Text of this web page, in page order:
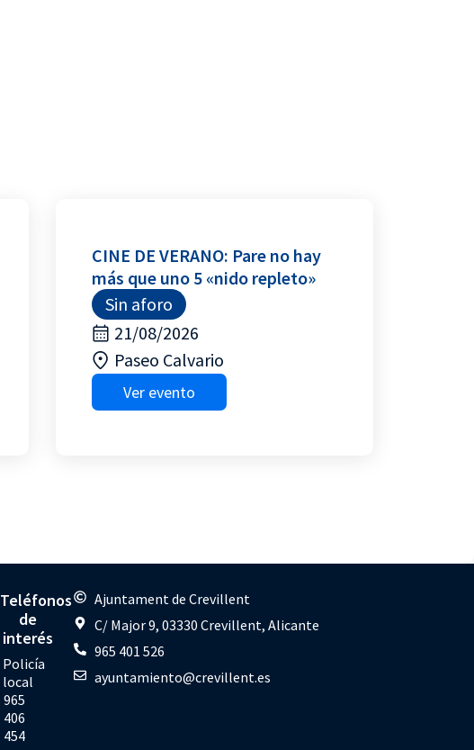
CINE DE VERANO: Pare no hay
más que uno 5 «nido repleto»
Sin aforo
21/08/2026
Paseo Calvario
Ver evento
Teléfonos
de
interés
Policía
local
965
406
454
Ajuntament de Crevillent
C/ Major 9, 03330 Crevillent, Alicante
965 401 526
ayuntamiento@crevillent.es